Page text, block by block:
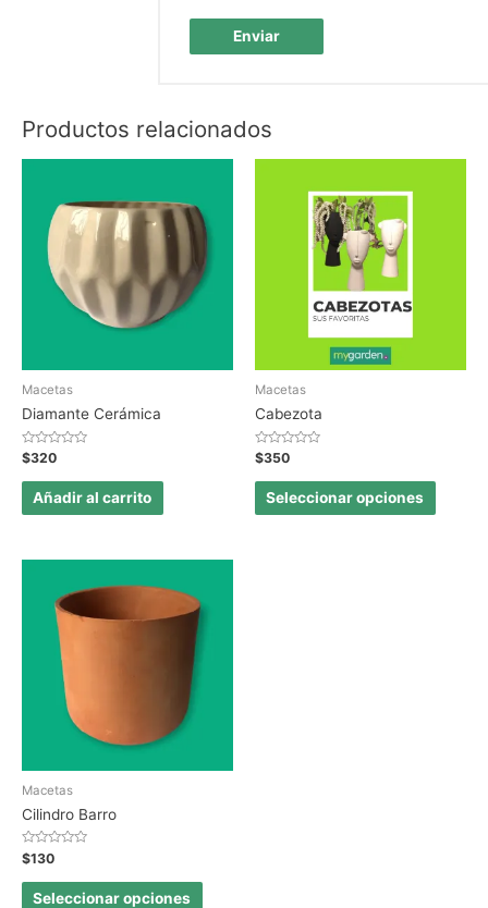
Productos relacionados
Macetas
Diamante Cerámica
Valorado
en
0
$320
Añadir al carrito
Macetas
Cabezota
Valorado
en
0
$350
Seleccionar opciones
Macetas
Cilindro Barro
Valorado
en
0
$130
Seleccionar opciones